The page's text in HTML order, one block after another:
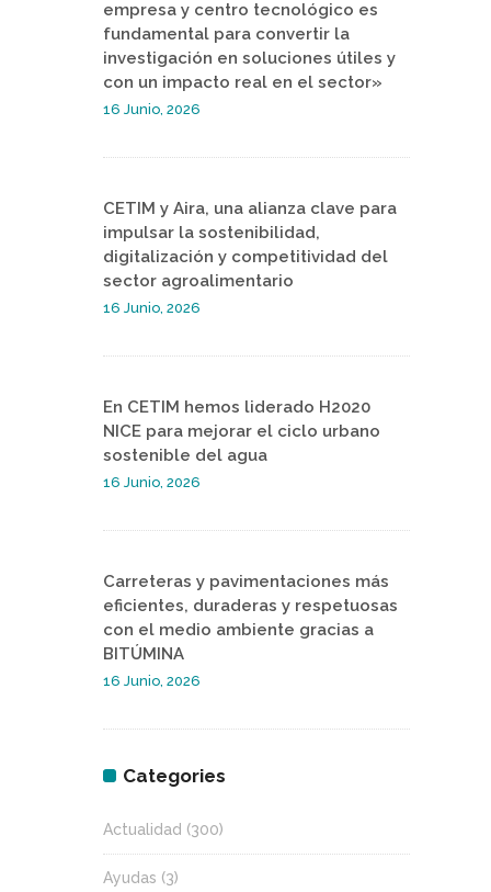
empresa y centro tecnológico es
fundamental para convertir la
investigación en soluciones útiles y
con un impacto real en el sector»
16 Junio, 2026
CETIM y Aira, una alianza clave para
impulsar la sostenibilidad,
digitalización y competitividad del
sector agroalimentario
16 Junio, 2026
En CETIM hemos liderado H2020
NICE para mejorar el ciclo urbano
sostenible del agua
16 Junio, 2026
Carreteras y pavimentaciones más
eficientes, duraderas y respetuosas
con el medio ambiente gracias a
BITÚMINA
16 Junio, 2026
Categories
Actualidad (300)
Ayudas (3)